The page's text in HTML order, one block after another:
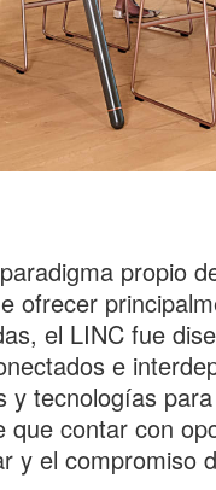
propio
ofrecer
el LINC fue
e
y tecnologías
que contar con
y el compromiso